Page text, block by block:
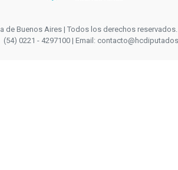
Buenos Aires | Todos los derechos
(54) 0221 - 4297100 | Email: